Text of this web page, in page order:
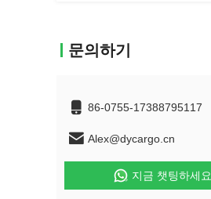
문의하기
86-0755-17388795117
Alex@dycargo.cn
지금 챗팅하세요